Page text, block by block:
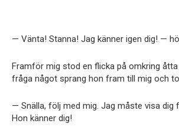
— Vänta! Stanna! Jag känner igen dig! —
Framför mig stod en flicka på omkring åtta
fråga något sprang hon fram till mig och
— Snälla, följ med mig. Jag måste visa dig
Hon känner dig!